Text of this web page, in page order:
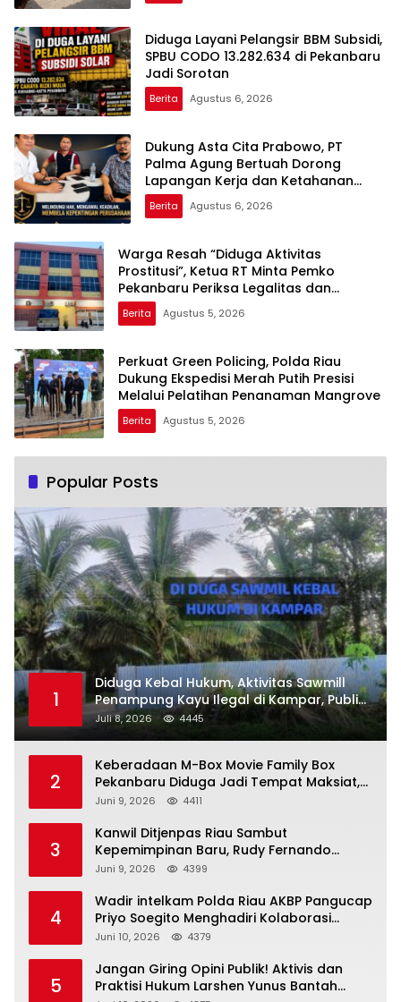
Diduga Layani Pelangsir BBM Subsidi,
SPBU CODO 13.282.634 di Pekanbaru
Jadi Sorotan
Berita Agustus 6, 2026
Dukung Asta Cita Prabowo, PT
Palma Agung Bertuah Dorong
Lapangan Kerja dan Ketahanan
Pangan
Berita Agustus 6, 2026
Warga Resah “Diduga Aktivitas
Prostitusi”, Ketua RT Minta Pemko
Pekanbaru Periksa Legalitas dan
Aktivitas Z Homestay di Jalan Tanjung
Datuk
Berita Agustus 5, 2026
Perkuat Green Policing, Polda Riau
Dukung Ekspedisi Merah Putih Presisi
Melalui Pelatihan Penanaman Mangrove
Berita Agustus 5, 2026
Popular Posts
1
Diduga Kebal Hukum, Aktivitas Sawmill
Penampung Kayu Ilegal di Kampar, Publik
Soroti Komitmen Penegakan Hukum Polres
Juli 8, 2026 4445
2
Keberadaan M-Box Movie Family Box
Pekanbaru Diduga Jadi Tempat Maksiat,
Warga Resah Minta Pemerintah Lakukan
Juni 9, 2026 4411
3
Kanwil Ditjenpas Riau Sambut
Kepemimpinan Baru, Rudy Fernando
Sianturi Resmi Menjabat Kakanwil
Juni 9, 2026 4399
4
Wadir intelkam Polda Riau AKBP Pangucap
Priyo Soegito Menghadiri Kolaborasi
Selamatkan Lingkungan Cegah Karhutla
Juni 10, 2026 4379
5
Jangan Giring Opini Publik! Aktivis dan
Praktisi Hukum Larshen Yunus Bantah